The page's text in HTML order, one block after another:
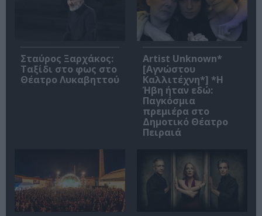
Σταύρος Ξαρχάκος:
Ταξίδι στο φως στο
Θέατρο Λυκαβηττού
Artist Unknown*
[Αγνώστου
Καλλιτέχνη*] *Η
Ήβη ήταν εδώ:
Παγκόσμια
πρεμιέρα στο
Δημοτικό Θέατρο
Πειραιά